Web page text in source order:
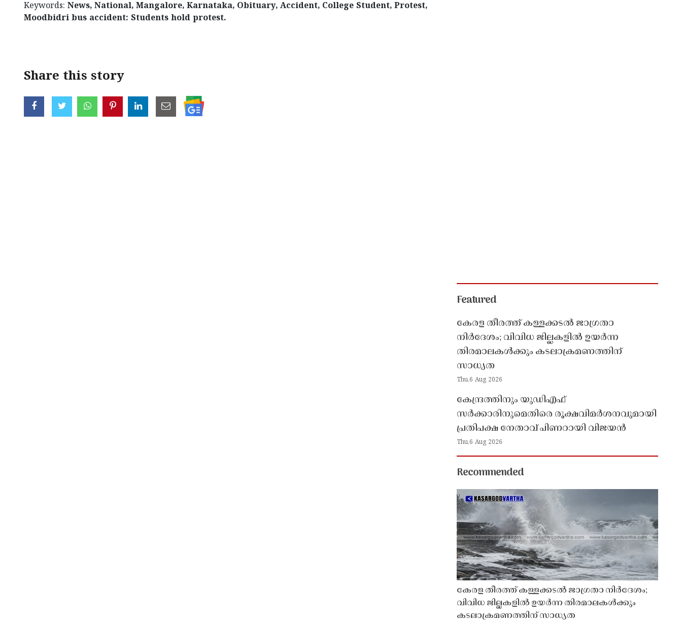
Keywords: News, National, Mangalore, Karnataka, Obituary, Accident, College Student, Protest,
Moodbidri bus accident: Students hold protest.
Share this story
Featured
കേരള തീരത്ത് കള്ളക്കടൽ ജാഗ്രതാ
നിർദേശം; വിവിധ ജില്ലകളിൽ ഉയർന്ന
തിരമാലകൾക്കും കടലാക്രമണത്തിന്
സാധ്യത
Thu,6 Aug 2026
കേന്ദ്രത്തിനും യുഡിഎഫ്
സർക്കാരിനുമെതിരെ രൂക്ഷവിമർശനവുമായി
പ്രതിപക്ഷ നേതാവ് പിണറായി വിജയൻ
Thu,6 Aug 2026
Recommended
കേരള തീരത്ത് കള്ളക്കടൽ ജാഗ്രതാ നിർദേശം;
വിവിധ ജില്ലകളിൽ ഉയർന്ന തിരമാലകൾക്കും
കടലാക്രമണത്തിന് സാധ്യത